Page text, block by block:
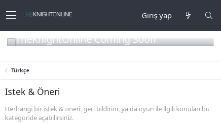
Giriş yap
TheKnightOnline Coming Soon
Türkçe
Istek & Öneri
Herhangi bir istek & öneri, geri bildirim, ya da oyun ile ilgili konuları bu
kategoride açabilirsiniz.